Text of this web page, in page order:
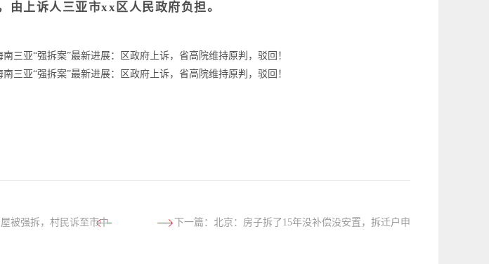
由上诉人三亚市xx区人民政府负担。
屋被强拆，村民诉至市中
下一篇： 北京：房子拆了15年没补偿没安置，拆迁户申